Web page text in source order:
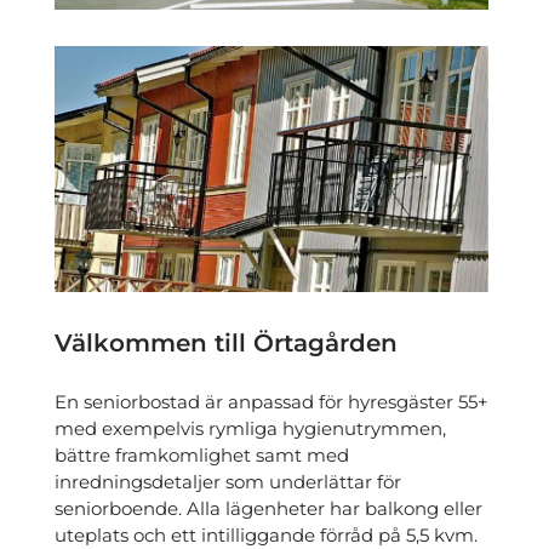
Välkommen till Örtagården
En seniorbostad är anpassad för hyresgäster 55+
med exempelvis rymliga hygienutrymmen,
bättre framkomlighet samt med
inredningsdetaljer som underlättar för
seniorboende. Alla lägenheter har balkong eller
uteplats och ett intilliggande förråd på 5,5 kvm.